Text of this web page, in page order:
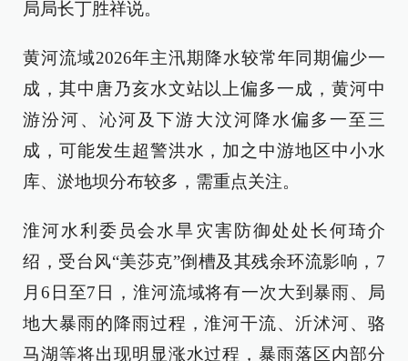
局局长丁胜祥说。
黄河流域2026年主汛期降水较常年同期偏少一
成，其中唐乃亥水文站以上偏多一成，黄河中
游汾河、沁河及下游大汶河降水偏多一至三
成，可能发生超警洪水，加之中游地区中小水
库、淤地坝分布较多，需重点关注。
淮河水利委员会水旱灾害防御处处长何琦介
绍，受台风“美莎克”倒槽及其残余环流影响，7
月6日至7日，淮河流域将有一次大到暴雨、局
地大暴雨的降雨过程，淮河干流、沂沭河、骆
马湖等将出现明显涨水过程，暴雨落区内部分